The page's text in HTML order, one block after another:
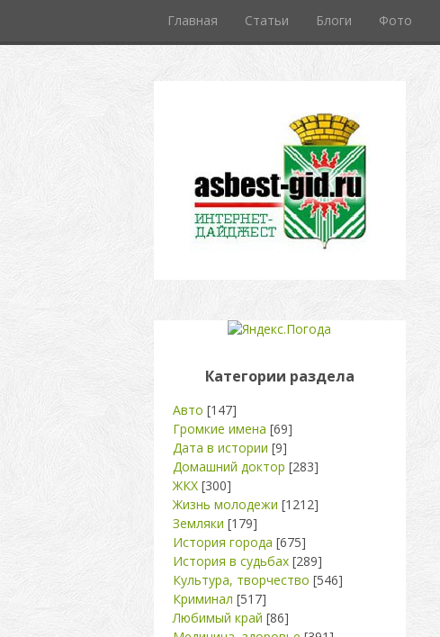
Главная Статьи Блоги Фото
Категории раздела
Авто [147]
Громкие имена [69]
Дата в истории [9]
Домашний доктор [283]
ЖКХ [300]
Жизнь молодежи [1212]
Земляки [179]
История города [675]
История в судьбах [289]
Культура, творчество [546]
Криминал [517]
Любимый край [86]